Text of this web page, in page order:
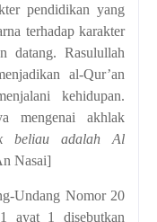
pendidikan yang
terhadap karakter
datang. Rasulullah
al-Qur’an
kehidupan.
mengenai akhlak
beliau adalah Al
Nasai]
Undang Nomor 20
ayat 1 disebutkan